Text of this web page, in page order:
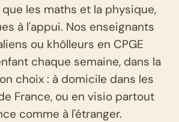
les maths et la physique,
à l'appui. Nos enseignants
ou khôlleurs en CPGE
chaque semaine, dans la
choix : à domicile dans les
France, ou en visio partout
comme à l'étranger.